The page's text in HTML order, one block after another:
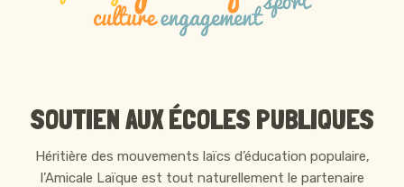
SOUTIEN AUX ÉCOLES PUBLIQUES
Héritière des mouvements laïcs d’éducation populaire,
l’Amicale Laïque est tout naturellement le partenaire